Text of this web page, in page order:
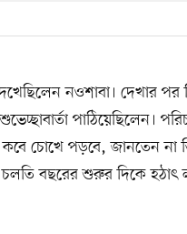
নওশাবা। দেখার
পাঠিয়েছিলেন।
কবে চোখে পড়বে, জানতেন না
বছরের শুরুর দিকে হঠাৎ